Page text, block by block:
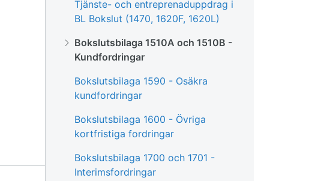
Tjänste- och entreprenaduppdrag i
BL Bokslut (1470, 1620F, 1620L)
Bokslutsbilaga 1510A och 1510B -
Kundfordringar
Bokslutsbilaga 1590 - Osäkra
kundfordringar
Bokslutsbilaga 1600 - Övriga
kortfristiga fordringar
Bokslutsbilaga 1700 och 1701 -
Interimsfordringar